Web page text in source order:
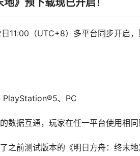
》预下载现已开启！
11:00（UTC+8）多平台同步开启
PlayStation®5、PC
数据互通，玩家在任一平台使用相
之前测试版本的《明日方舟：终末